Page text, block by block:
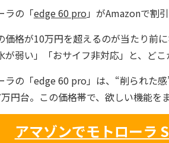
ラの「edge 60 pro」がAmazonで割
格が10万円を超えるのが当たり前
が弱い」「おサイフ非対応」と、どこ
の「edge 60 pro」は、“削られた
円台。この価格帯で、欲しい機能を
アマゾンでモトローラ